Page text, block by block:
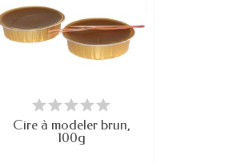
EN STOCK
Cire à modeler brun,
100g